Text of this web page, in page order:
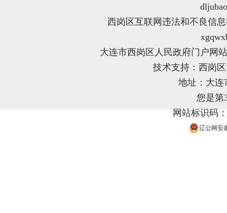
西岗区互联网违法和不良信
大连市西岗区人民政府门户网
技术支持：西岗
地址：大连
您是第
网站标识码
辽公网安